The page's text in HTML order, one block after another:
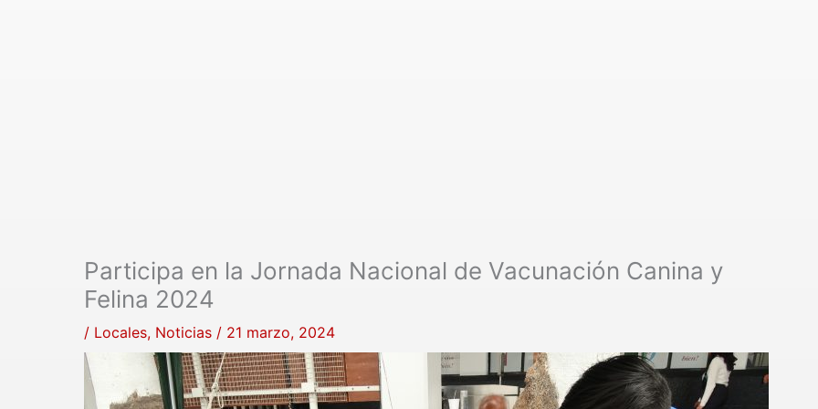
Participa en la Jornada Nacional de Vacunación Canina y
Felina 2024
/ Locales, Noticias / 21 marzo, 2024